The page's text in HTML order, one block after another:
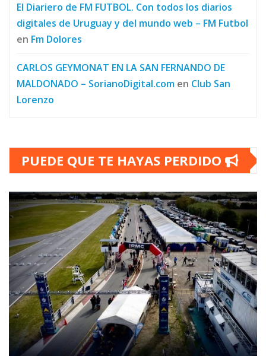
El Diariero de FM FUTBOL. Con todos los diarios
digitales de Uruguay y del mundo web – FM Futbol
en Fm Dolores
CARLOS GEYMONAT EN LA SAN FERNANDO DE
MALDONADO – SorianoDigital.com en Club San
Lorenzo
PUEDE QUE TE HAYAS PERDIDO